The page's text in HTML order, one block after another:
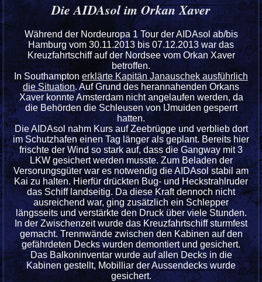
Die AIDAsol im Orkan Xaver
Während der Nordeuropa 1 Tour der AIDAsol ab/bis
Hamburg vom 30.11.2013 bis 07.12.2013 war das
Kreuzfahrtschiff auf der Nordsee vom Orkan Xaver
betroffen.
In Southamptonerklärte Kapitän Janauschek ausführlich
die Situation. Auf Grund des herannahenden Orkans
Xaver konnte Amsterdam nicht angelaufen werden, da
die Behörden die Schleusen von Ĳmuiden gesperrt
hatten.
Die AIDAsol nahm Kurs auf Zeebrügge und verblieb dort
im Schutzhafen einen Tag länger als geplant. Bereits hier
frischte der Wind so stark auf, dass die Gangway mit 3
LKW gesichert werden musste. Zum Beladen der
Versorungsgüter war es notwendig die AIDAsol stabil am
Kai zu halten. Hierfür drückten Bug- und Heckstrahlruder
das Schiff landseitig. Da diese Kraft dennoch nicht
ausreichend war, ging zusätzlich ein Schlepper
längsseits und verstärkte den Druck über viele Stunden.
In der Zwischenzeit wurde das Kreuzfahrtschiff sturmfest
gemacht. Trennwände zwischen den Kabinen auf den
gefährdeten Decks wurden demontiert und gesichert.
Das Balkoninventar wurde auf allen Decks in die
Kabinen gestellt, Mobilliar der Aussendecks wurde
gesichert.